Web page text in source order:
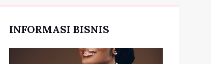
INFORMASI BISNIS